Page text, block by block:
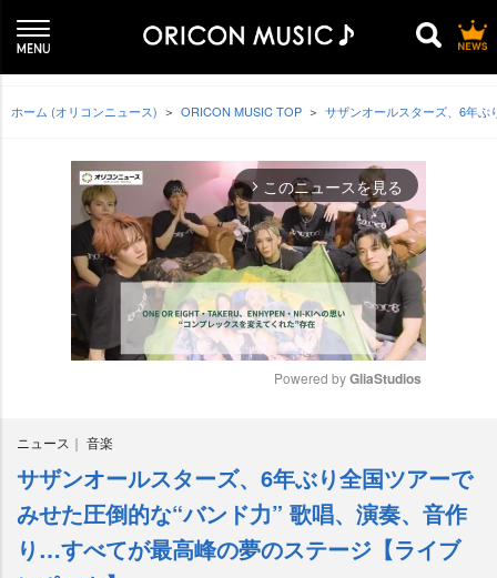
ホーム (オリコンニュース) ORICON MUSIC TOP サザンオールスターズ、6年
arrow_forward_ios このニュースを見る
t
e
Powered by GliaStudios
ニュース 音楽
サザンオールスターズ、6年ぶり全国ツアーで
みせた圧倒的な“バンド力” 歌唱、演奏、音作
り…すべてが最高峰の夢のステージ【ライブ